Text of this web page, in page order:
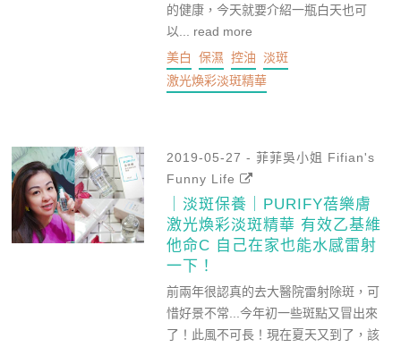
的健康，今天就要介紹一瓶白天也可
以... read more
美白
保濕 控油 淡斑
激光煥彩淡斑精華
2019-05-27 - 菲菲吳小姐 Fifian's
Funny Life
｜淡斑保養｜PURIFY蓓樂膚
激光煥彩淡斑精華 有效乙基維
他命C 自己在家也能水感雷射
一下！
前兩年很認真的去大醫院雷射除斑，可
惜好景不常...今年初一些斑點又冒出來
了！此風不可長！現在夏天又到了，該